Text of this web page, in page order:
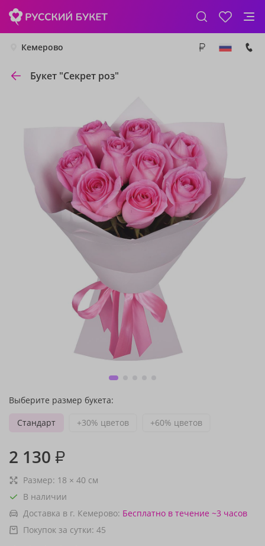
Кемерово
Букет "Секрет роз"
Выберите размер букета:
Стандарт
+30% цветов +60% цветов
2 130 ₽
Размер: 18 × 40 см
В наличии
Доставка в г. Кемерово: Бесплатно в течение ~3 часов
Покупок за сутки: 45